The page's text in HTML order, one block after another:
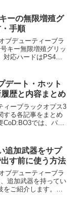
」 ...
ーの無限増殖グ
手順
ブデューティーブラ
キー無限増殖グリッ
対応ハードはPS4と
確認できるとのこ
デート・ホット
歴と内容まとめ
ィーブラックオプス3
する各記事をまとめ
では、バラ
プデート：大規模な
追加武器をサプ
す前に使う方法
ブデューティーブラ
追加武器を持ってい
ご紹介します。